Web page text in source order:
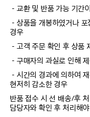
－교환 및 반품 가능 기간
－상품을 개봉하였거나
경우
－고객 주문 확인 후 상품
－구매자의 과실로 인해
－시간의 경과에 의하여
현저히 감소한 경우
반품 접수 시 선 배송/후
담당자와 확인 후 처리해